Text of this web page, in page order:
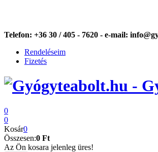
Telefon: +36 30 / 405 - 7620 - e-mail:
Rendeléseim
Fizetés
0
0
Kosár0
Összesen:0 Ft
Az Ön kosara jelenleg üres!